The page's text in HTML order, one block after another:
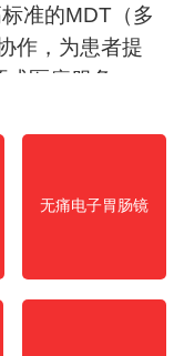
准的MDT（多
作，为患者提
医疗服务。
无痛电子胃肠镜